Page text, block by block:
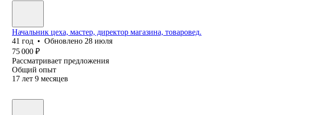
Начальник цеха, мастер, директор магазина, товаровед.
41 год • Обновлено 28 июля
75 000 ₽
Рассматривает предложения
Общий опыт
17 лет 9 месяцев